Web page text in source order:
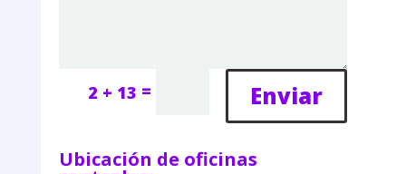
2 + 13 = Enviar
Ubicación de oficinas